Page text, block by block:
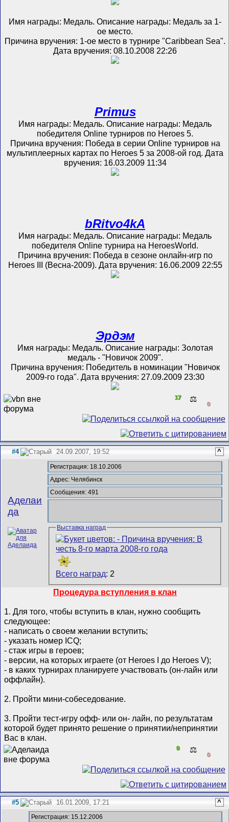
Имя награды: Медаль. Описание награды: Медаль за 1-
ое место.
Причина вручения: 1-ое место в турнире "Caribbean Sea".
Дата вручения: 08.10.2008 22:26
Primus
Имя награды: Медаль. Описание награды: Медаль
победителя Online турниров по Heroes 5.
Причина вручения: Победа в серии Online турниров на
мультиплеерных картах по Heroes 5 за 2008-ой год. Дата
вручения: 16.03.2009 11:34
bRitvo4kA
Имя награды: Медаль. Описание награды: Медаль
победителя Online турнира на HeroesWorld.
Причина вручения: Победа в сезоне онлайн-игр по
Heroes III (Весна-2009). Дата вручения: 16.06.2009 22:55
Эрдэм
Имя награды: Медаль. Описание награды: Золотая
медаль - "Новичок 2009".
Причина вручения: Победитель в номинации "Новичок
2009-го года". Дата вручения: 27.09.2009 23:30
17 ⚖️
0
#4 24.09.2007, 19:52 ^
Аделаи
да
Регистрация: 18.10.2006
Адрес: Челябинск
Сообщения: 491
Выставка наград
Всего наград: 2
Процедура вступления в клан
1. Для того, чтобы вступить в клан, нужно сообщить
следующее:
- написать о своем желании вступить;
- указать номер ICQ;
- стаж игры в героев;
- версии, на которых играете (от Heroes I до Heroes V);
- в каких турнирах планируете участвовать (он-лайн или
оффлайн).
2. Пройти мини-собеседование.
3. Пройти тест-игру офф- или он- лайн, по результатам
которой будет принято решение о принятии/непринятии
Вас в клан.
9 ⚖️
0
#5 16.01.2009, 17:21 ^
Регистрация: 15.12.2006